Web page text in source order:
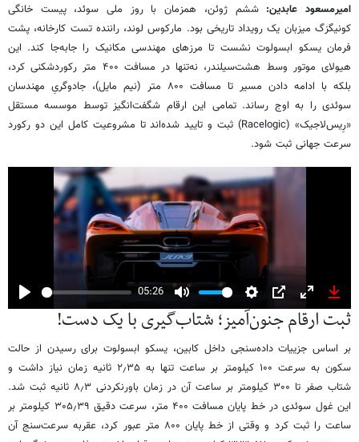
امیرمسعود عابدین:ششم ژوئن، همزمان با روز ملی سوئد، پیست خانگی
کونیگزگ میزبان یک رویداد تاریخی بود. مارکوس لوند، راننده تست کارخانه، پشت
فرمان یسکو ابسولوت نشست تا مرزهای مهندسی مکانیک را جابه‌جا کند. این
هیولای موتور وسط هشت‌سیلندر، نه‌تنها در مسافت ۴۰۰ متر رکوردشکنی کرد،
بلکه با ادامه دادن مسیر تا مسافت ۸۰۰ متر (نیم مایل)، جادوگریِ مهندسان
سوئدی را به اوج رساند. تمامی این ارقام شگفت‌انگیز توسط موسسه مستقل
«رِیس‌لاجیک» (Racelogic) ثبت و تایید شده‌اند تا مشروعیت کامل این دو رکورد
سرعت جهانی ثبت شود.
Play
05:26
Mute
Settings
PIP
Enter
fullscreen
ثبت ارقام جنون‌آمیز؛ شتاب‌گیری با یک دست!
بر اساس جزییات داده‌سنجی داخل کابین، یسکو ابسولوت برای رسیدن از حالت
سکون به سرعت ۱۰۰ کیلومتر بر ساعت تنها به ۲٫۳۵ ثانیه زمان نیاز داشت و
شتاب صفر تا ۳۰۰ کیلومتر بر ساعت آن در زمان باورنکردنی ۸٫۳ ثانیه ثبت شد.
این غول سوئدی در خط پایان مسافت ۴۰۰ متر، سرعت دقیق ۳۰۵٫۳۹ کیلومتر بر
ساعت را ثبت کرد و وقتی از خط پایان ۸۰۰ متر عبور کرد، عقربه سرعت‌سنج آن